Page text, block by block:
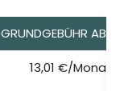
GRUNDGEBÜHR AB*
13,01 €/Monat